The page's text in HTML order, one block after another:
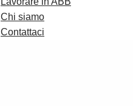
Chi siamo
Contattaci